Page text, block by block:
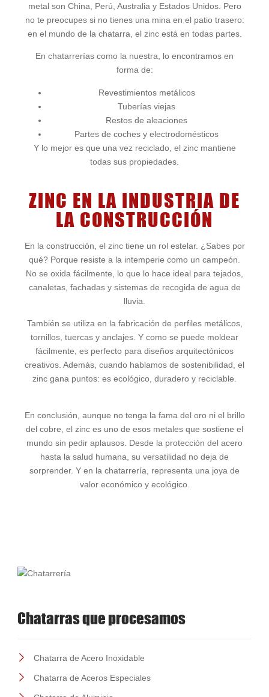
metal son China, Perú, Australia y Estados Unidos. Pero
no te preocupes si no tienes una mina en el patio trasero:
en el mundo de la chatarra, el zinc está en todas partes.
En chatarrerías como la nuestra, lo encontramos en
forma de:
Revestimientos metálicos
Tuberías viejas
Restos de aleaciones
Partes de coches y electrodomésticos
Y lo mejor es que una vez reciclado, el zinc mantiene
todas sus propiedades.
ZINC EN LA INDUSTRIA DE
LA CONSTRUCCIÓN
En la construcción, el zinc tiene un rol estelar. ¿Sabes por
qué? Porque resiste a la intemperie como un campeón.
No se oxida fácilmente, lo que lo hace ideal para tejados,
canaletas, fachadas y sistemas de recogida de agua de
lluvia.
También se utiliza en la fabricación de perfiles metálicos,
tornillos, tuercas y anclajes. Y como se puede moldear
fácilmente, es perfecto para diseños arquitectónicos
creativos. Además, cuando hablamos de sostenibilidad, el
zinc gana puntos: es ecológico, duradero y reciclable.
En conclusión, aunque no tenga la fama del oro ni el brillo
del cobre, el zinc es uno de esos metales que sostiene el
mundo sin pedir aplausos. Desde la protección del acero
hasta la salud humana, su versatilidad no deja de
sorprender. Y en la chatarrería, representa una joya de
valor económico y ecológico.
Chatarras que procesamos
Chatarra de Acero Inoxidable
Chatarra de Aceros Especiales